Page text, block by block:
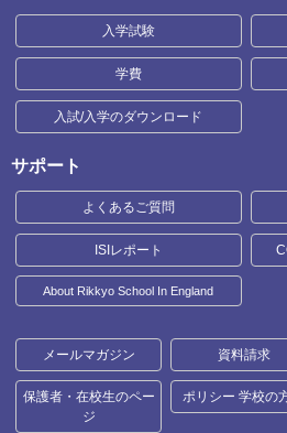
入学試験
学費
入試/入学のダウンロード
サポート
よくあるご質問
ISIレポート
About Rikkyo School In England
メールマガジン 資料請求
保護者・在校生のペー
ジ
ポリシー 学校の